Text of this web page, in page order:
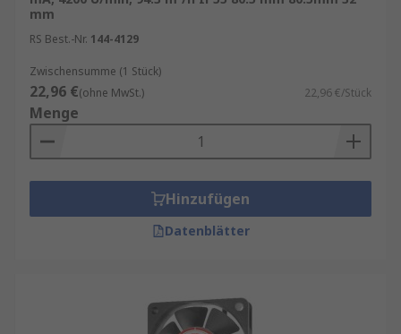
mm
RS Best.-Nr. 144-4129
Zwischensumme (1 Stück)
22,96 €(ohne MwSt.) 22,96 €/Stück
Menge
Hinzufügen
Datenblätter